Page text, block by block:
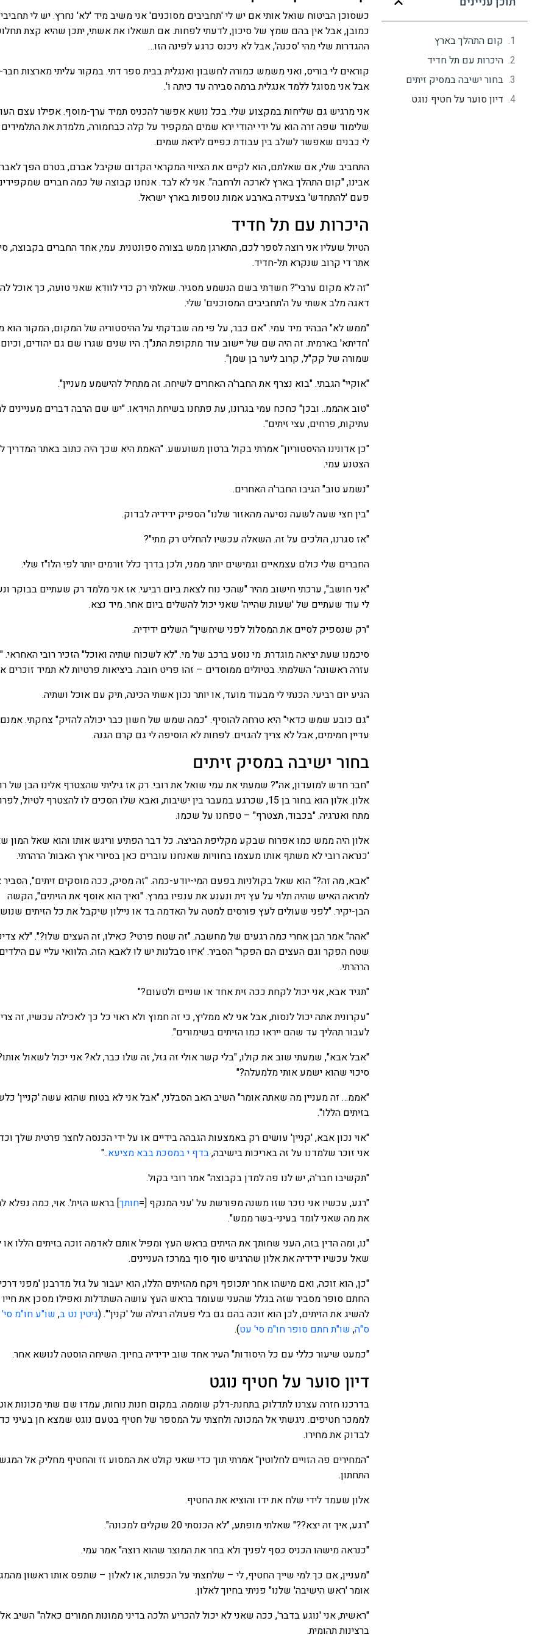
קום התהלך בארץ
היכרות עם תל חדיד
בחור ישיבה במסיק זיתים
דיון סוער על חטיף נוגט
כשסוכן הביטוח שואל אותי אם יש לי 'תחביבים מסוכנים' אני משיב מיד 'לא' נחרץ. יש לי
כמובן, אבל אין בהם שמץ של סיכון, לדעתי לפחות. אם תשאלו את אשתי, יתכן שהיא קצת
ההגדרות שלי מהי 'סכנה', אבל לא ניכנס כרגע לפינה הזו…
קוראים לי בוריס, ואני משמש כמורה לחשבון ואנגלית בבית ספר דתי. במקור עליתי מארצות
אבל אני מסוגל ללמד אנגלית ברמה סבירה עד כיתה ו'.
אני מרגיש גם שליחות במקצוע שלי. בכל נושא אפשר להכניס תמיד ערך-מוסף. אפילו עצם
שלימוד שפה זרה הוא על ידי יהודי ירא שמים המקפיד על קלה כבחמורה, מלמדת את התלמידים
לי כבנים שאפשר לשלב בין עבודת כפיים ליראת שמים.
התחביב שלי, אם שאלתם, הוא לקיים את הציווי המקראי הקדום שקיבל אברם, בטרם הפך
אבינו, "קום התהלך בארץ לארכה ולרחבה". אני לא לבד. אנחנו קבוצה של כמה חברים
פעם 'להתחדש' בצעידה בארבע אמות נוספות בארץ ישראל.
היכרות עם תל חדיד
הטיול שעליו אני רוצה לספר לכם, התארגן ממש בצורה ספונטנית. עמי, אחד החברים בקבוצה,
אתר די קרוב שנקרא תל-חדיד.
"זה לא מקום ערבי"? חשדתי בשם הנשמע מסגיר. שאלתי רק כדי לוודא שאני טועה, כך אוכל
דאגה מלב אשתי על ה'תחביבים המסוכנים' שלי.
"ממש לא" הבהיר מיד עמי. "אם כבר, על פי מה שבדקתי על ההיסטוריה של המקום, המקור
'חדיתא' בארמית. זה היה שם של יישוב עוד מתקופת התנ"ך. היו שנים שגרו שם גם יהודים, וכיום
שמורה של קק"ל, קרוב ליער בן שמן".
"אוקיי" הגבתי. "בוא נצרף את החבר'ה האחרים לשיחה. זה מתחיל להישמע מעניין".
"טוב אהממ.. ובכן" כחכח עמי בגרונו, עת פתחנו בשיחת הוידאו. "יש שם הרבה דברים מעניינים
עתיקות, פרחים, עצי זיתים".
"כן אדונינו ההיסטוריון" אמרתי בקול ברטון משועשע. "האמת היא שכך היה כתוב באתר המדריך
הצטנע עמי.
"נשמע טוב" הגיבו החבר'ה האחרים.
"בין חצי שעה לשעה נסיעה מהאזור שלנו" הספיק ידידיה לבדוק.
"אז סגרנו, הולכים על זה. השאלה עכשיו להחליט רק מתי"?
החברים שלי כולם עצמאיים וגמישים יותר ממני, ולכן בדרך כלל זורמים יותר לפי הלו"ז שלי.
"אני חושב", ערכתי חישוב מהיר "שהכי נוח לצאת ביום רביעי. אז אני מלמד רק שעתיים בבוקר
לי עוד שעתיים של 'שעות שהייה' שאני יכול להשלים ביום אחר. מיד נצא.
"רק שנספיק לסיים את המסלול לפני שיחשיך" השלים ידידיה.
סיכמנו שעת יציאה מוגדרת. מי נוסע ברכב של מי. "לא לשכוח שתיה ואוכל" הזכיר רובי האחראי.
עזרה ראשונה" השלמתי. בטיולים ממוסדים – זהו פריט חובה. ביציאות פרטיות לא תמיד זוכרים
הגיע יום רביעי. הכנתי לי מבעוד מועד, או יותר נכון אשתי הכינה, תיק עם אוכל ושתיה.
"גם כובע שמש כדאי" היא טרחה להוסיף. "כמה שמש של חשון כבר יכולה להזיק" צחקתי. אמנם
עדיין חמימים, אבל לא צריך להגזים. לפחות לא הוסיפה לי גם קרם הגנה.
בחור ישיבה במסיק זיתים
"חבר חדש למועדון, אה"? שמעתי את עמי שואל את רובי. רק אז גיליתי שהצטרף אלינו הבן של
אלון. אלון הוא בחור בן 15, שכרגע במעבר בין ישיבות, ואבא שלו הסכים לו להצטרף לטיול,
מתח ואנרגיה. "בכבוד, תצטרף" – טפחנו על שכמו.
אלון היה ממש כמו אפרוח שבקע מקליפת הביצה. כל דבר הפתיע וריגש אותו והוא שאל המון
'כנראה רובי לא משתף אותו מעצמו בחוויות שאנחנו עוברים כאן בסיורי ארץ האבות' הרהרתי.
"אבא, מה זה?" הוא שאל בקולניות בפעם המי-יודע-כמה. "זה מסיק, ככה מוסקים זיתים", הסביר
למראה האיש שהיה תלוי על עץ זית ונענע את ענפיו במרץ. "ואיך הוא אוסף את הזיתים", הקשה
הבן-יקיר. "לפני שעולים לעץ פורסים למטה על האדמה בד או ניילון שיקבל את כל הזיתים
"אהה" אמר הבן אחרי כמה רגעים של מחשבה. "זה שטח פרטי? כאילו, זה העצים שלו?". "לא
שטח הפקר וגם העצים הם הפקר" הסביר. 'איזו סבלנות יש לו לאבא הזה. הלוואי עליי עם
הרהרתי.
"תגיד אבא, אני יכול לקחת ככה זית אחד או שניים ולטעום?"
"עקרונית אתה יכול לנסות, אבל אני לא ממליץ, כי זה חמוץ ולא ראוי כל כך לאכילה עכשיו, זה
לעבור תהליך עד שהם ייראו כמו הזיתים בשימורים".
"אבל אבא", שמעתי שוב את קולו, "בלי קשר אולי זה גזל, זה שלו כבר, לא? אני יכול לשאול
סיכוי שהוא ישמע אותי מלמעלה?"
"אממ… זה מעניין מה שאתה אומר" השיב האב הסבלני, "אבל אני לא בטוח שהוא עשה 'קניין'
בזיתים הללו".
"אוי נכון אבא, 'קניין' עושים רק באמצעות הגבהה בידיים או על ידי הכנסה לחצר פרטית שלך
אני זוכר שלמדנו על זה באריכות בישיבה,בדף י במסכת בבא מציעא.."
"תקשיבו חבר'ה, יש לנו פה למדן בקבוצה" אמר רובי בקול.
"רגע, עכשיו אני נזכר שזו משנה מפורשת על 'עני המנקף [=חותך] בראש הזית'. אוי, כמה נפלא
את מה שאני לומד בעיני-בשר ממש".
"נו, ומה הדין בזה, העני שחותך את הזיתים בראש העץ ומפיל אותם לאדמה זוכה בזיתים הללו
שאל עכשיו ידידיה את אלון שהרגיש סוף סוף במרכז העניינים.
"כן, הוא זוכה, ואם מישהו אחר יתכופף ויקח מהזיתים הללו, הוא יעבור על גזל מדרבנן 'מפני
החתם סופר מסביר שזה בגלל שהעני שעומד בראש העץ עושה השתדלות ואפילו מסכן את חייו
להשיג את הזיתים, לכן הוא זוכה בהם גם בלי פעולה רגילה של 'קנין'". (גיטין נט ב, שו"ע חו"מ
ס"ה, שו"ת חתם סופר חו"מ סי' עט).
"כמעט שיעור כללי עם כל היסודות" העיר אחד שוב ידידיה בחיוך. השיחה הוסטה לנושא אחר.
דיון סוער על חטיף נוגט
בדרכנו חזרה עצרנו לתדלוק בתחנת-דלק שוממה. במקום חנות נוחות, עמדו שם שתי מכונות
לממכר חטיפים. ניגשתי אל המכונה ולחצתי על המספר של חטיף בטעם נוגט שמצא חן בעיני
לבדוק את מחירו.
"המחירים פה הזויים לחלוטין" אמרתי תוך כדי שאני קולט את המסוע זז והחטיף מחליק אל המגש
התחתון.
אלון שעמד לידי שלח את ידו והוציא את החטיף.
"רגע, איך זה יצא??" שאלתי מופתע, "לא הכנסתי 20 שקלים למכונה".
"כנראה מישהו הכניס כסף לפניך ולא בחר את המוצר שהוא רוצה" אמר עמי.
"מעניין, אם כך למי שייך החטיף, לי – שלחצתי על הכפתור, או לאלון – שתפס אותו ראשון
אומר 'ראש הישיבה' שלנו" פניתי בחיוך לאלון.
"ראשית, אני 'נוגע בדבר', ככה שאני לא יכול להכריע הלכה בדיני ממונות חמורים כאלה" השיב
ברצינות תהומית.